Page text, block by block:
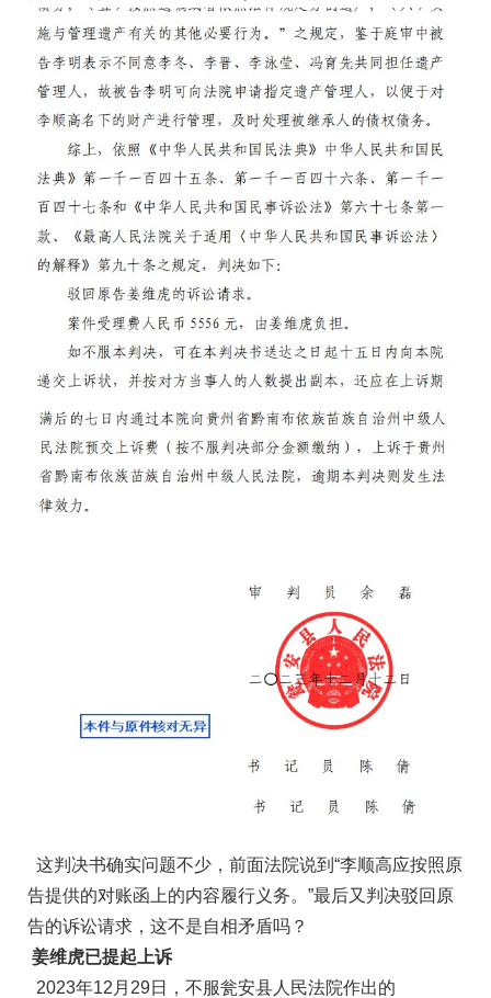
这判决书确实问题不少，前面法院说到“李顺高应按照原
告提供的对账函上的内容履行义务。”最后又判决驳回原
告的诉讼请求，这不是自相矛盾吗？
姜维虎已提起上诉
2023年12月29日，不服瓮安县人民法院作出的